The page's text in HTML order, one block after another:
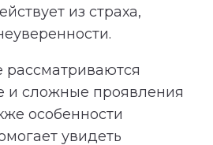
из страха,
и сложные проявления
особенности
увидеть